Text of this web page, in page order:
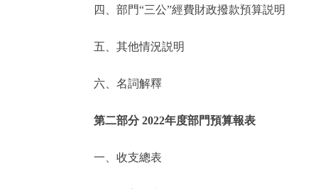
便民服務
仲介服務
政民互動
12345網上接訴即辦
四、部門“三公”經費財政撥款預算説明
五、其他情況説明
六、名詞解釋
第二部分 2022年度部門預算報表
一、收支總表